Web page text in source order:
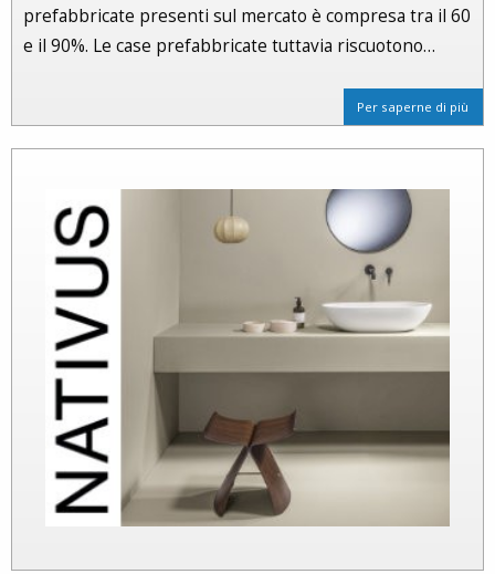
prefabbricate presenti sul mercato è compresa tra il 60
e il 90%. Le case prefabbricate tuttavia riscuotono…
Per saperne di più